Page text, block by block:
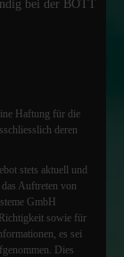
bei der BOTT
Haftung für die
deren
stets aktuell und
Auftreten von
GmbH
sowie für
es sei
Dies